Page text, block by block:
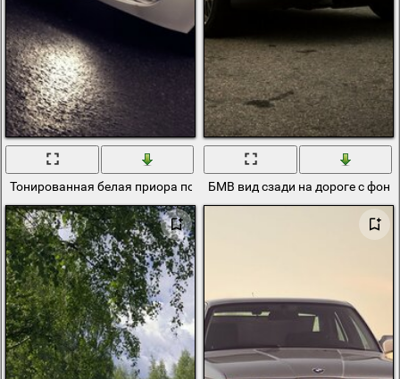
Тонированная белая приора по московской дороге
БМВ вид сзади на дороге с